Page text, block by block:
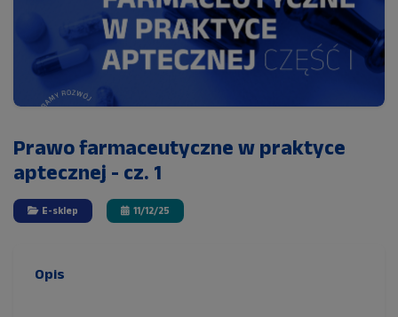
Prawo farmaceutyczne w praktyce
aptecznej - cz. 1
E-sklep 11/12/25
Opis